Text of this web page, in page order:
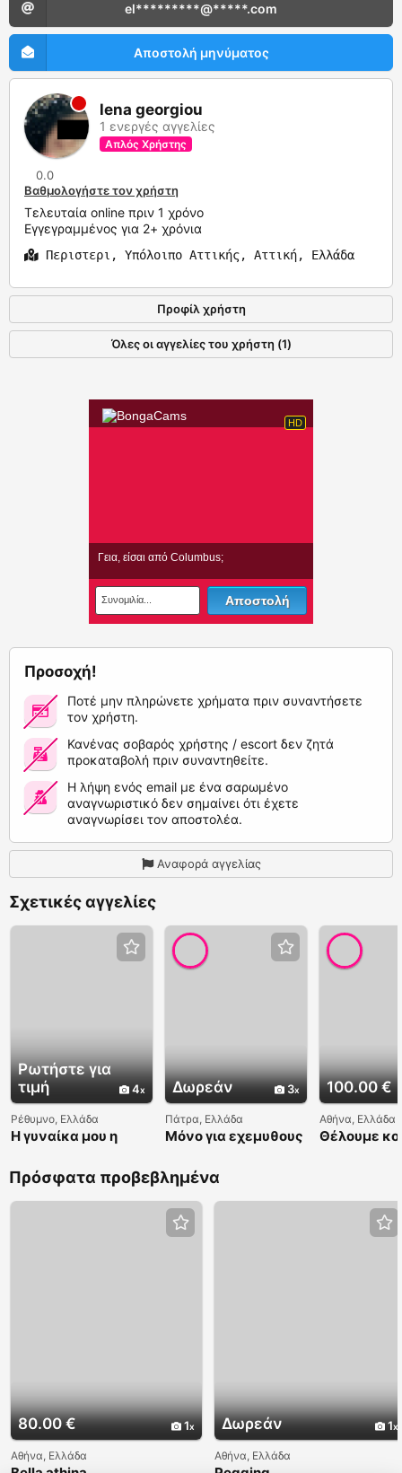
el*********@*****.com
Αποστολή μηνύματος
lena georgiou
1 ενεργές αγγελίες
Απλός Χρήστης
0.0
Βαθμολογήστε τον χρήστη
Τελευταία online πριν 1 χρόνο
Εγγεγραμμένος για 2+ χρόνια
Περιστερι, Υπόλοιπο Αττικής, Αττική, Ελλάδα
Προφίλ χρήστη
Όλες οι αγγελίες του χρήστη (1)
Προσοχή!
Ποτέ μην πληρώνετε χρήματα πριν συναντήσετε
τον χρήστη.
Κανένας σοβαρός χρήστης / escort δεν ζητά
προκαταβολή πριν συναντηθείτε.
Η λήψη ενός email με ένα σαρωμένο
αναγνωριστικό δεν σημαίνει ότι έχετε
αναγνωρίσει τον αποστολέα.
Αναφορά αγγελίας
Σχετικές αγγελίες
Ρωτήστε για
τιμή
4
Ρέθυμνο, Ελλάδα
Η γυναίκα μου η
Δωρεάν 3
Πάτρα, Ελλάδα
Μόνο για εχεμυθους
100.00 €
Αθήνα, Ελλάδα
Θέλουμε
Πρόσφατα προβεβλημένα
80.00 € 1
Αθήνα, Ελλάδα
Δωρεάν 1
Αθήνα, Ελλάδα